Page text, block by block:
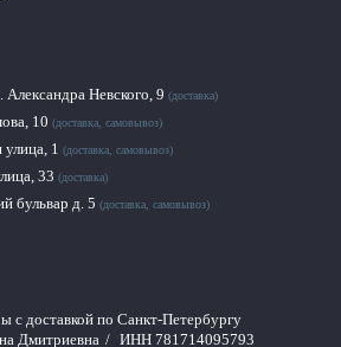
с доставкой по Санкт-Петербургу
Дмитриевна / ИНН 781714095793
Александра Невского, 9 (доставка)
10 (доставка, самовывоз)
улица, 1 (доставка, самовывоз)
33 (доставка)
бульвар д. 5 (доставка, самовывоз)